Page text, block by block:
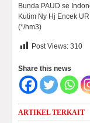
Bunda PAUD se
Kutim Ny Hj Encek
(*/hm3)
Post Views: 310
Share this news
ARTIKEL TERKAIT